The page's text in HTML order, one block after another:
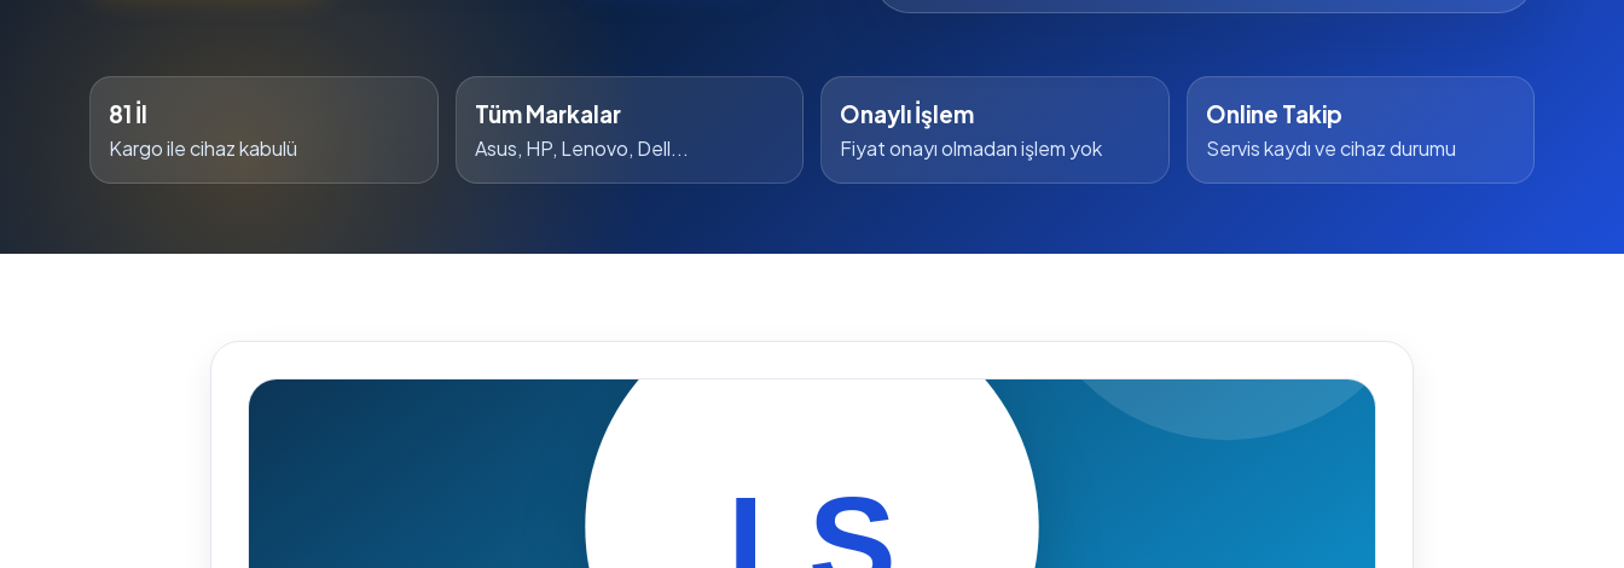
81 İl
Kargo ile cihaz kabulü
Tüm Markalar
Asus, HP, Lenovo, Dell...
Onaylı İşlem
Fiyat onayı olmadan işlem yok
Online Takip
Servis kaydı ve cihaz durumu